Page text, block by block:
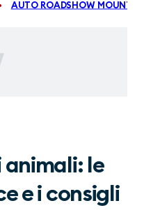
AUTO ROADSHOW
animali: le
e i consigli